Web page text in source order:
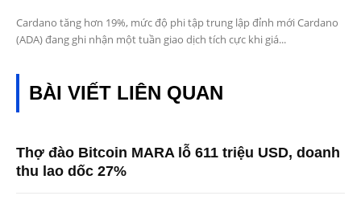
Cardano tăng hơn 19%, mức độ phi tập trung lập đỉnh mới Cardano
(ADA) đang ghi nhận một tuần giao dịch tích cực khi giá...
BÀI VIẾT LIÊN QUAN
Thợ đào Bitcoin MARA lỗ 611 triệu USD, doanh
thu lao dốc 27%